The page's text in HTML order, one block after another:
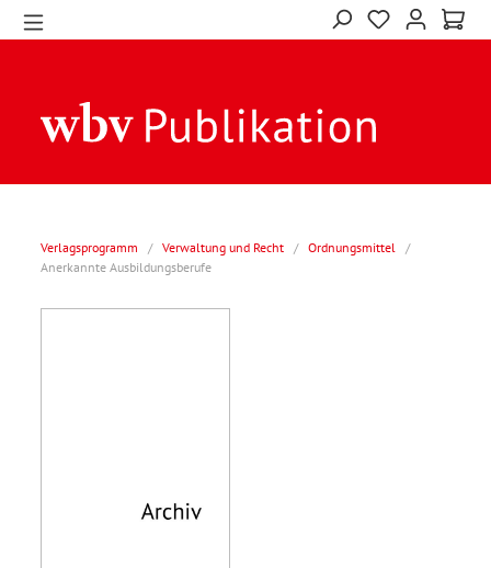
Verlagsprogramm / Verwaltung und Recht / Ordnungsmittel /
Anerkannte Ausbildungsberufe